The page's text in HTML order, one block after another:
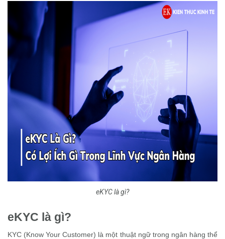
eKYC là gì?
eKYC là gì?
KYC (Know Your Customer) là một thuật ngữ trong ngân hàng thể